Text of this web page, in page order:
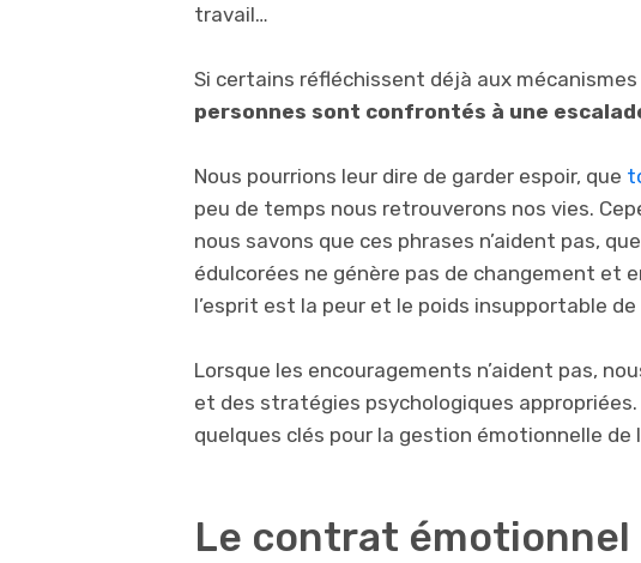
travail…
Si certains réfléchissent déjà aux
personnes sont confrontés à une
Nous pourrions leur dire de garder espoir, que
peu de temps nous retrouverons nos vies.
nous savons que ces phrases n’aident pas,
édulcorées ne génère pas de changement et
l’esprit est la peur et le poids insupportable
Lorsque les encouragements n’aident pas,
et des stratégies psychologiques
quelques clés pour la gestion émotionnelle
Le contrat émotionnel